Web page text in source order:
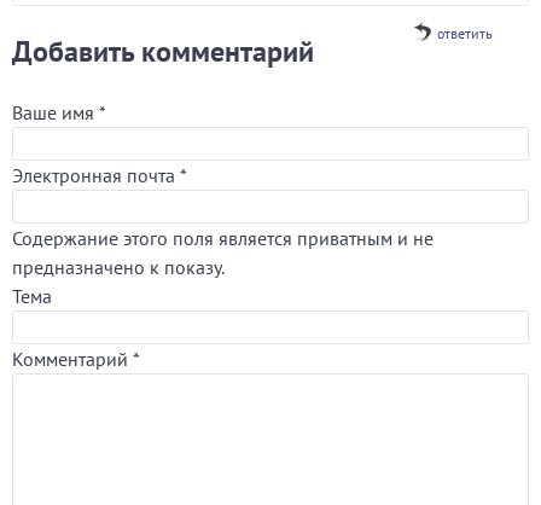
ответить
Добавить комментарий
Ваше имя *
Электронная почта *
Содержание этого поля является приватным и не
предназначено к показу.
Тема
Комментарий *